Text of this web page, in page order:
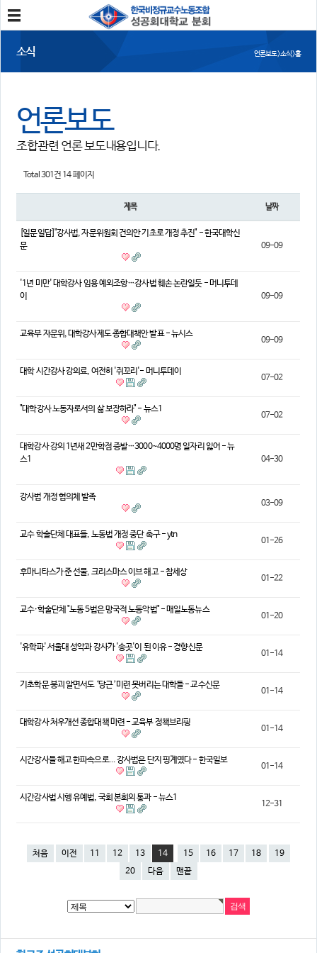
분회소개
소식
공지사항
자유게시판 건의사항
사진/영상자료
분회자료
참고자료
의견
소식 언론보도 > 소식 > 홈
언론보도
조합관련 언론 보도내용입니다.
Total 301건 14 페이지
제목 날짜
[일문일답]"강사법, 자문위원회 건의안 기초로 개정 추진" - 한국대학신
문
09-09
'1년 미만' 대학강사 임용 예외조항…강사법 훼손 논란일듯 - 머니투데
이
09-09
교육부 자문위, 대학강사제도 종합대책안 발표 - 뉴시스
09-09
대학 시간강사 강의료, 여전히 '쥐꼬리'- 머니투데이
07-02
"대학강사 노동자로서의 삶 보장하라" - 뉴스1
07-02
대학강사 강의 1년새 2만학점 증발…3000~4000명 일자리 잃어 - 뉴
스1
04-30
강사법 개정 협의체 발족
03-09
교수 학술단체 대표들, 노동법 개정 중단 촉구 - ytn
01-26
후마니타스가 준 선물, 크리스마스 이브 해고 - 참세상
01-22
교수·학술단체 "노동 5법은 망국적 노동악법" - 매일노동뉴스
01-20
'유학파' 서울대 성악과 강사가 '송곳'이 된 이유 - 경향신문
01-14
기초학문 붕괴 알면서도 ‘당근 ’미련 못버리는 대학들 - 교수신문
01-14
대학강사 처우개선 종합대책 마련 - 교육부 정책브리핑
01-14
시간강사들 해고 한파속으로... 강사법은 단지 핑계였다 - 한국일보
01-14
시간강사법 시행 유예법, 국회 본회의 통과 - 뉴스1
12-31
처음 이전 11 12 13 14 15 16 17 18
19
20
다음 맨끝